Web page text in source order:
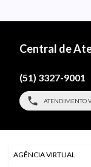
Central de
(51) 3327-9001
ATENDIMENTO
AGÊNCIA VIRTUAL